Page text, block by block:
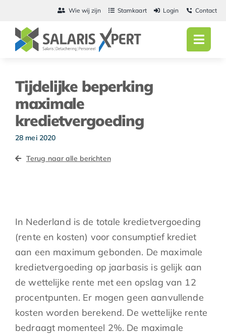
inhoud
Wie wij zijn Stamkaart Login Contact
Tijdelijke beperking
maximale
kredietvergoeding
28 mei 2020
Terug naar alle berichten
In Nederland is de totale kredietvergoeding
(rente en kosten) voor consumptief krediet
aan een maximum gebonden. De maximale
kredietvergoeding op jaarbasis is gelijk aan
de wettelijke rente met een opslag van 12
procentpunten. Er mogen geen aanvullende
kosten worden berekend. De wettelijke rente
bedraagt momenteel 2%. De maximale